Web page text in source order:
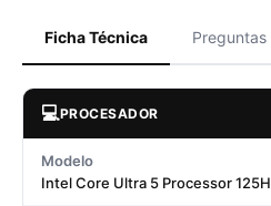
Ficha Técnica Preguntas
💻PROCESADOR
Modelo
Intel Core Ultra 5 Processor 125H